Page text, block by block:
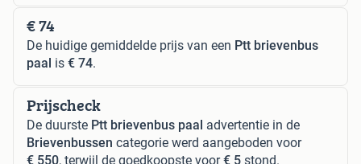
€ 74
De huidige gemiddelde prijs van een Ptt brievenbus
paal is € 74.
Prijscheck
De duurste Ptt brievenbus paal advertentie in de
Brievenbussen categorie werd aangeboden voor
€ 550, terwijl de goedkoopste voor€ 5 stond.